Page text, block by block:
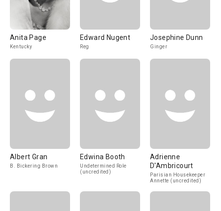
Anita Page
Kentucky
Edward Nugent
Reg
Josephine Dunn
Ginger
Albert Gran
B. Bickering Brown
Edwina Booth
Undetermined Role
(uncredited)
Adrienne
D'Ambricourt
Parisian Housekeeper
Annette (uncredited)